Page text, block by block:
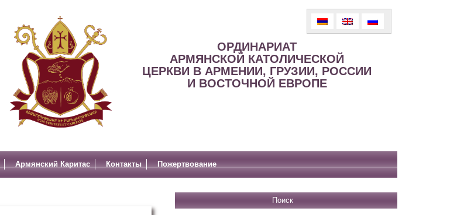
ОРДИНАРИАТ
АРМЯНСКОЙ КАТОЛИЧЕСКОЙ
ЦЕРКВИ В АРМЕНИИ, ГРУЗИИ, РОССИИ
И ВОСТОЧНОЙ ЕВРОПЕ
Армянский Каритас Контакты Пожертвование